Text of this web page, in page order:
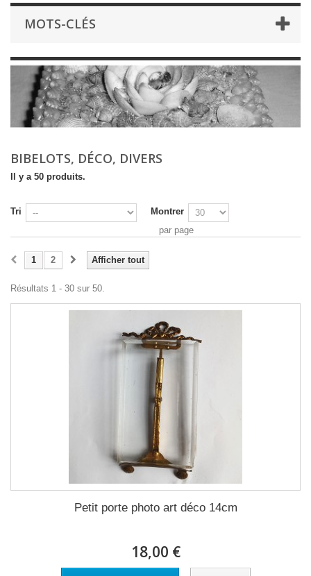
MOTS-CLÉS
BIBELOTS, DÉCO, DIVERS
Il y a 50 produits.
Tri
Montrer
par page
Afficher tout
1 2
Résultats 1 - 30 sur 50.
Petit porte photo art déco 14cm
18,00 €